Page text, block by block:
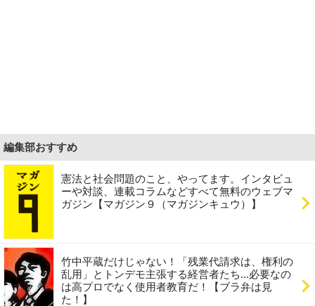
編集部おすすめ
憲法と社会問題のこと、やってます。インタビュ
ーや対談、連載コラムなどすべて無料のウェブマ
ガジン【マガジン９（マガジンキュウ）】
竹中平蔵だけじゃない！「残業代請求は、権利の
乱用」とトンデモ主張する経営者たち...必要なの
は高プロでなく使用者教育だ！【ブラ弁は見
た！】